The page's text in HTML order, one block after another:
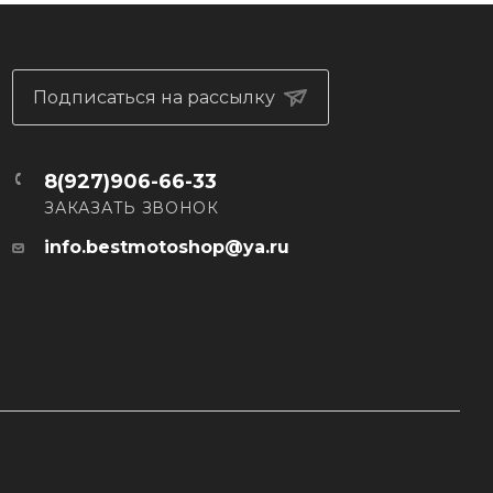
Подписаться на рассылку
8(927)906-66-33
ЗАКАЗАТЬ ЗВОНОК
info.bestmotoshop@ya.ru